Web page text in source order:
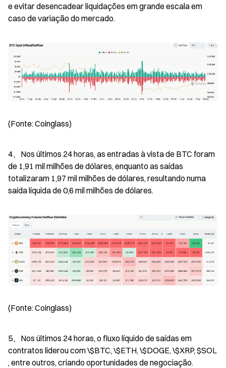
e evitar desencadear liquidações em grande escala em
caso de variação do mercado.
(Fonte: Coinglass)
4、Nos últimos 24 horas, as entradas à vista de BTC foram
de 1,91 mil milhões de dólares, enquanto as saídas
totalizaram 1,97 mil milhões de dólares, resultando numa
saída líquida de 0,6 mil milhões de dólares.
(Fonte: Coinglass)
5、Nos últimos 24 horas, o fluxo líquido de saídas em
contratos liderou com \$BTC, \$ETH, \$DOGE, \$XRP, $SOL
, entre outros, criando oportunidades de negociação.